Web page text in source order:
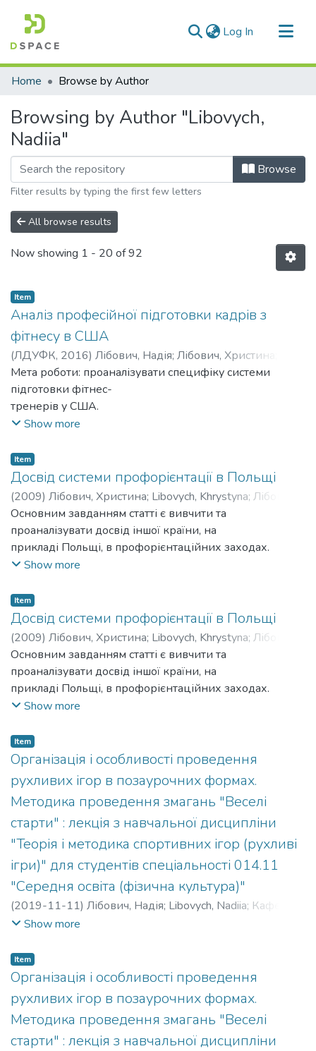
Log In (current)
Communities & Collections
Home Browse by Author
Browsing by Author "Libovych,
Nadiia"
Browse
Filter results by typing the first few letters
All browse results
Now showing 1 - 20 of 92
Item
Аналіз професійної підготовки кадрів з
фітнесу в США
(ЛДУФК, 2016) Лібович, Надія; Лібович, Христина
Кійко, Вікторія;Libovych, Nadiia;Libovych, Khrystyna
Viktoriia
Мета роботи: проаналізувати специфіку системи
підготовки фітнес-
тренерів у США.
Show more
Item
Досвід системи профорієнтації в Польщі
(2009) Лібович, Христина; Libovych, Khrystyna; Лібович,
Надія;Libovych, Nadiia
Основним завданням статті є вивчити та
проаналізувати досвід іншої країни, на
прикладі Польщі, в профорієнтаційних заходах.
Show more
Item
Досвід системи профорієнтації в Польщі
(2009) Лібович, Христина; Libovych, Khrystyna; Лібович,
Надія;Libovych, Nadiia
Основним завданням статті є вивчити та
проаналізувати досвід іншої країни, на
прикладі Польщі, в профорієнтаційних заходах.
Show more
Item
Організація і особливості проведення
рухливих ігор в позаурочних формах.
Методика проведення змагань "Веселі
старти" : лекція з навчальної дисципліни
"Теорія і методика спортивних ігор (рухливі
ігри)" для студентів спеціальності 014.11
"Середня освіта (фізична культура)"
(2019-11-11) Лібович, Надія; Libovych, Nadiia; Кафедра
спортивних та рекреаційних ігор
Show more
Item
Організація і особливості проведення
рухливих ігор в позаурочних формах.
Методика проведення змагань "Веселі
старти" : лекція з навчальної дисципліни